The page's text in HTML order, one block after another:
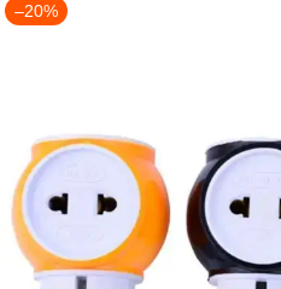
–20%